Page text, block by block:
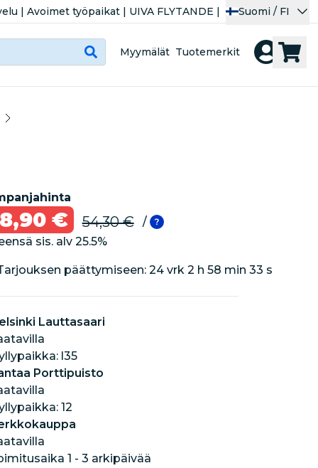
| Avoimet työpaikat | UIVA FLYTANDE | Suomi / FI
Myymälät Tuotemerkit
€ 54,30 €
/
sis. alv 25.5%
päättymiseen: 24 vrk 2 h 58 min 33 s
Lauttasaari
l35
Porttipuisto
12
1 - 3 arkipäivää